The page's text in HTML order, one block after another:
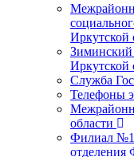
Иркутской
Иркутской
Служба
Телефоны
области
Филиал
отделения